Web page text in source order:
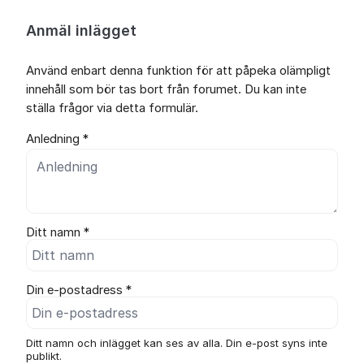
Anmäl inlägget
Använd enbart denna funktion för att påpeka olämpligt
innehåll som bör tas bort från forumet. Du kan inte
ställa frågor via detta formulär.
Anledning *
Ditt namn *
Din e-postadress *
Ditt namn och inlägget kan ses av alla. Din e-post syns inte
publikt.